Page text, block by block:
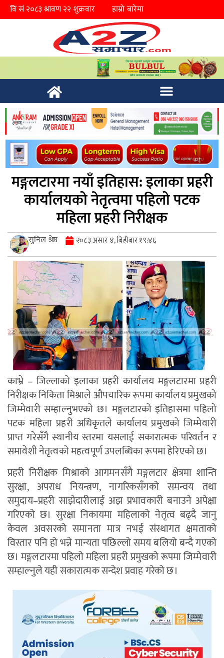
हाम्रो बारेमा
मङ्गलटारमा नयाँ इतिहास: इलाका प्रहरी
कार्यालयको नेतृत्वमा पहिलो पटक
महिला प्रहरी निरीक्षक
सुनिल श्रेष्ठ २०८३ असार ४, बिहीबार १९:४६
काभ्रे – जिल्लाको इलाका प्रहरी कार्यालय मङ्गलटारमा प्रहरी
निरीक्षक निकिता मिश्राले औपचारिक रूपमा कार्यालय प्रमुखको
जिम्मेवारी सम्हाल्नुभएको छ। मङ्गलटारको इतिहासमा पहिलो
पटक महिला प्रहरी अधिकृतले कार्यालय प्रमुखको जिम्मेवारी
प्राप्त गरेसँगै स्थानीय स्तरमा यसलाई सकारात्मक परिवर्तन र
समावेशी नेतृत्वको महत्वपूर्ण उपलब्धिका रूपमा हेरिएको छ।
प्रहरी निरीक्षक मिश्राको आगमनसँगै मङ्गलटार क्षेत्रमा शान्ति
सुरक्षा, अपराध नियन्त्रण, नागरिकसँगको समन्वय तथा
समुदाय–प्रहरी साझेदारीलाई अझ प्रभावकारी बनाउने अपेक्षा
गरिएको छ। सुरक्षा निकायमा महिलाको नेतृत्व बढ्दै जानु
केवल अवसरको समानता मात्र नभई संस्थागत क्षमताको
विस्तार पनि हो भन्ने मान्यता पछिल्लो समय बलियो बन्दै गएको
छ। मङ्गलटारमा पहिलो महिला प्रहरी प्रमुखको रूपमा जिम्मेवारी
सम्हाल्नुले यही सकारात्मक सन्देश प्रवाह गरेको छ।